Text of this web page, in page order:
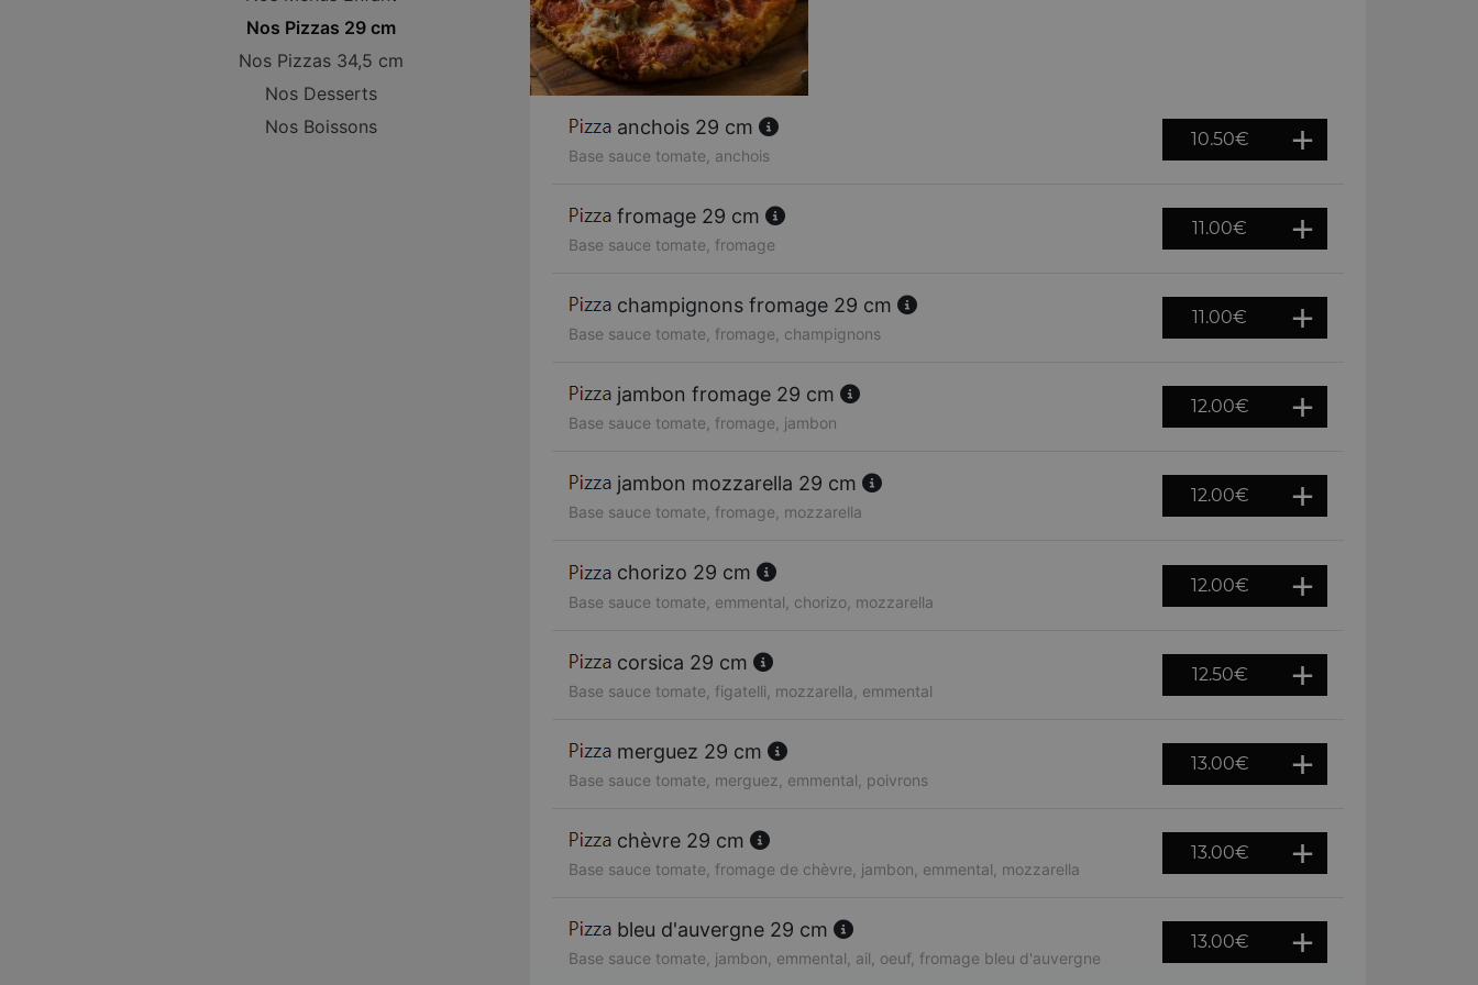
Nos Pizzas 29 cm
Nos Pizzas 34,5 cm
Nos Desserts
Nos Boissons
anchois 29 cm
Base sauce tomate, anchois
10.50€
fromage 29 cm
Base sauce tomate, fromage
11.00€
champignons fromage 29 cm
Base sauce tomate, fromage, champignons
11.00€
jambon fromage 29 cm
Base sauce tomate, fromage, jambon
12.00€
jambon mozzarella 29 cm
Base sauce tomate, fromage, mozzarella
12.00€
chorizo 29 cm
Base sauce tomate, emmental, chorizo, mozzarella
12.00€
corsica 29 cm
Base sauce tomate, figatelli, mozzarella, emmental
12.50€
merguez 29 cm
Base sauce tomate, merguez, emmental, poivrons
13.00€
chèvre 29 cm
Base sauce tomate, fromage de chèvre, jambon, emmental, mozzarella
13.00€
bleu d'auvergne 29 cm
Base sauce tomate, jambon, emmental, ail, oeuf, fromage bleu d'auvergne
13.00€